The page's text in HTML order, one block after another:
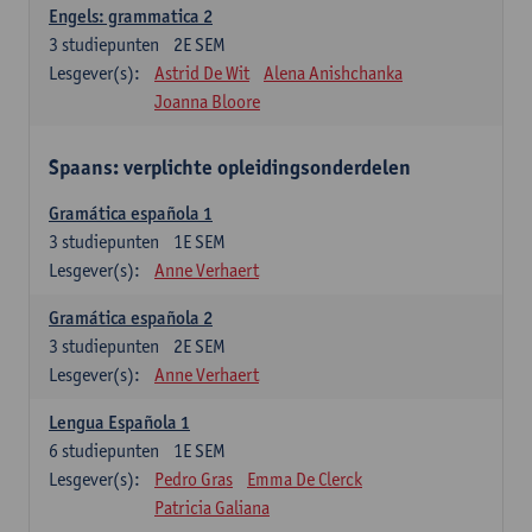
Engels: grammatica 2
2E SEM
3 studiepunten
Lesgever(s):
Astrid De Wit
Alena Anishchanka
Joanna Bloore
Spaans: verplichte opleidingsonderdelen
Gramática española 1
1E SEM
3 studiepunten
Lesgever(s):
Anne Verhaert
Gramática española 2
2E SEM
3 studiepunten
Lesgever(s):
Anne Verhaert
Lengua Española 1
1E SEM
6 studiepunten
Lesgever(s):
Pedro Gras
Emma De Clerck
Patricia Galiana